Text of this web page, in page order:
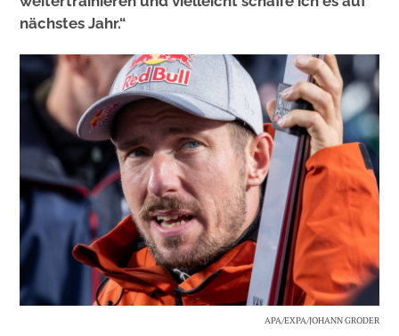
nächstes Jahr.“
APA/EXPA/JOHANN GRODER